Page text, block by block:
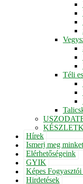
Téli
Hírek
Ismerj meg
Elérhetőségeink
GYIK
Képes
Hirdetések